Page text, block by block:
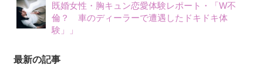
既婚女性・胸キュン恋愛体験レポート・「W不
倫？ 車のディーラーで遭遇したドキドキ体
験」」
最新の記事